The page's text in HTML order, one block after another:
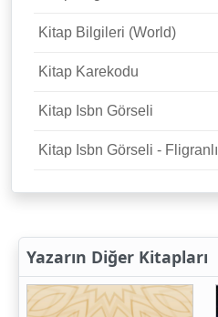
Kitap Bilgileri (World)
Kitap Karekodu
Kitap Isbn Görseli
Kitap Isbn Görseli - Fligranlı
Yazarın Diğer Kitapları